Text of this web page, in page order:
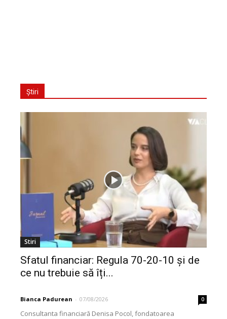
Știri
Stiri
Sfatul financiar: Regula 70-20-10 și de
ce nu trebuie să îți...
Bianca Padurean - 07/08/2026 0
Consultanta financiară Denisa Pocol, fondatoarea